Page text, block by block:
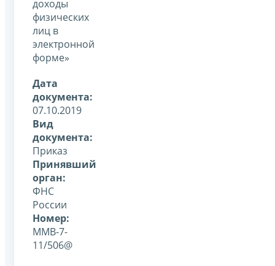
доходы
физических
лиц в
электронной
форме»
Дата
документа:
07.10.2019
Вид
документа:
Приказ
Принявший
орган:
ФНС
России
Номер:
ММВ-7-
11/506@